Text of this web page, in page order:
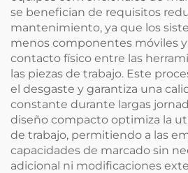
se benefician de requisitos
mantenimiento, ya que los
menos componentes móviles
contacto físico entre las
las piezas de trabajo. Este
el desgaste y garantiza una
constante durante largas
diseño compacto optimiza la
de trabajo, permitiendo a las
capacidades de marcado sin
adicional ni modificaciones